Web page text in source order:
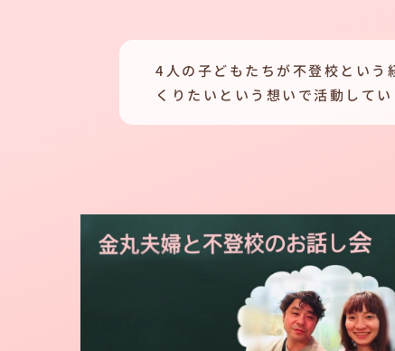
4人の子どもたちが不登校という
くりたいという想いで活動してい